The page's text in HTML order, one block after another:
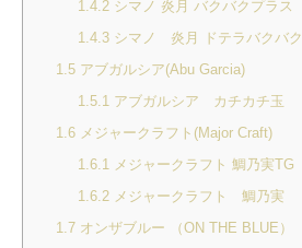
1.4.2シマノ 炎月 バクバクプラス
1.4.3シマノ 炎月 ドテラバクバク
1.5アブガルシア(Abu Garcia)
1.5.1 アブガルシア カチカチ玉
1.6メジャークラフト(Major Craft)
1.6.1
メジャークラフト 鯛乃実TG
1.6.2メジャークラフト 鯛乃実
1.7オンザブルー （ON THE BLUE）